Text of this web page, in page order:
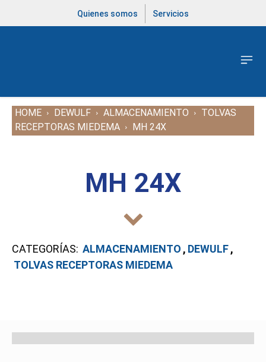
Quienes somos Servicios
HOME DEWULF ALMACENAMIENTO
TOLVAS
RECEPTORAS MIEDEMA
MH 24X
MH 24X
CATEGORÍAS: ALMACENAMIENTO , DEWULF,
TOLVAS RECEPTORAS MIEDEMA